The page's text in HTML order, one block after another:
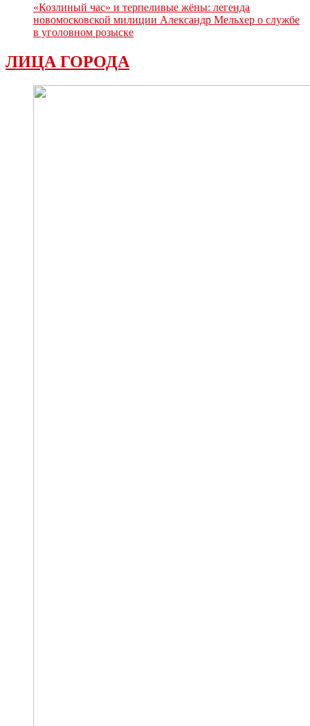
«Козлиный час» и терпеливые жёны: легенда
новомосковской милиции Александр Мельхер о службе
в уголовном розыске
ЛИЦА ГОРОДА